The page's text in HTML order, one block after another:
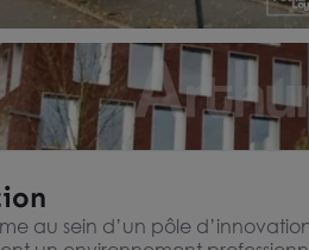
au sein d’un pôle